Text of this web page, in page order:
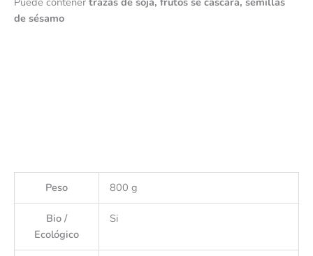
de sésamo
Peso 800 g
Bio /
Ecológico
Si